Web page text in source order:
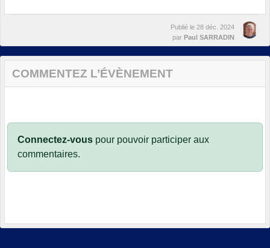
Publié le 28 déc. 2024
par Paul SARRADIN
COMMENTEZ L’ÉVÈNEMENT
Connectez-vous pour pouvoir participer aux
commentaires.